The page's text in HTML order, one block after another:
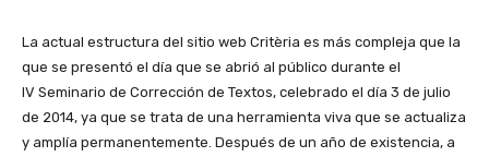
La actual estructura del sitio web Critèria es más compleja que la
que se presentó el día que se abrió al público durante el
IV Seminario de Corrección de Textos, celebrado el día 3 de julio
de 2014, ya que se trata de una herramienta viva que se actualiza
y amplía perma­nente­mente. Después de un año de existencia, a